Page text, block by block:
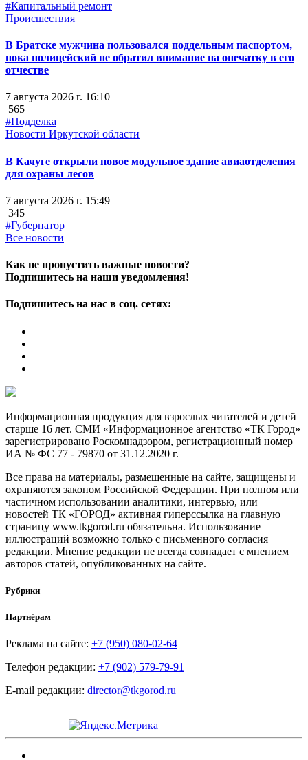
#Капитальный ремонт
Происшествия
В Братске мужчина пользовался поддельным паспортом,
пока полицейский не обратил внимание на опечатку в его
отчестве
7 августа 2026 г. 16:10
565
#Подделка
Новости Иркутской области
В Качуге открыли новое модульное здание авиаотделения
для охраны лесов
7 августа 2026 г. 15:49
345
#Губернатор
Все новости
Как не пропустить важные новости?
Подпишитесь на наши уведомления!
Подпишитесь на нас в соц. сетях:
Информационная продукция для взрослых читателей и детей
старше 16 лет. СМИ «Информационное агентство «ТК Город»
зарегистрировано Роскомнадзором, регистрационный номер
ИА № ФС 77 - 79870 от 31.12.2020 г.
Все права на материалы, размещенные на сайте, защищены и
охраняются законом Российской Федерации. При полном или
частичном использовании аналитики, интервью, или
новостей ТК «ГОРОД» активная гиперссылка на главную
страницу www.tkgorod.ru обязательна. Использование
иллюстраций возможно только с письменного согласия
редакции. Мнение редакции не всегда совпадает с мнением
авторов статей, опубликованных на сайте.
Рубрики
Партнёрам
Реклама на сайте: +7 (950) 080-02-64
Телефон редакции: +7 (902) 579-79-91
E-mail редакции: director@tkgorod.ru